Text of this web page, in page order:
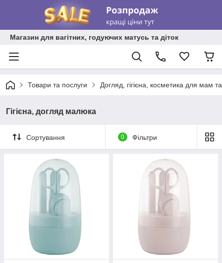
Магазин для вагітних, годуючих матусь та діток
Товари та послуги Догляд, гігієна, косметика для мам та
Гігієна, догляд малюка
Сортування 0 Фільтри